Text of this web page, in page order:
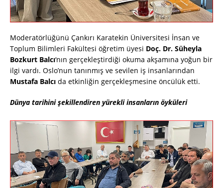
Moderatörlüğünü Çankırı Karatekin Üniversitesi İnsan ve
Toplum Bilimleri Fakültesi öğretim üyesi Doç. Dr. Süheyla
Bozkurt Balcı‘nın gerçekleştirdiği okuma akşamına yoğun bir
ilgi vardı. Oslo’nun tanınmış ve sevilen iş insanlarından
Mustafa Balcı da etkinliğin gerçekleşmesine öncülük etti.
Dünya tarihini şekillendiren yürekli insanların öyküleri